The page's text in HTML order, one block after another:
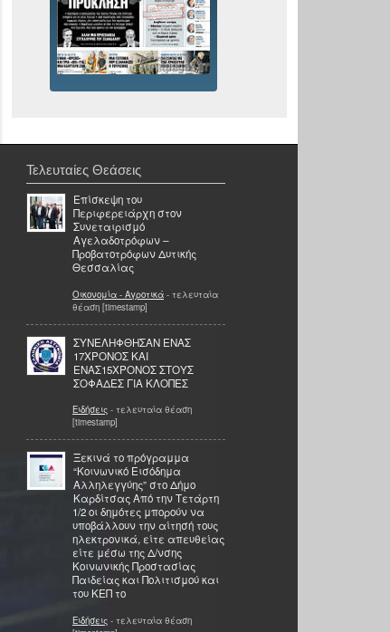
Τελευταίες Θεάσεις
Επίσκεψη του
Περιφερειάρχη στον
Συνεταιρισμό
Αγελαδοτρόφων –
Προβατοτρόφων Δυτικής
Θεσσαλίας
Οικονομία - Αγροτικά - τελευταία
θέαση [timestamp]
ΣΥΝΕΛΗΦΘΗΣΑΝ ΕΝΑΣ
17ΧΡΟΝΟΣ ΚΑΙ
ΕΝΑΣ15ΧΡΟΝΟΣ ΣΤΟΥΣ
ΣΟΦΑΔΕΣ ΓΙΑ ΚΛΟΠΕΣ
Ειδήσεις - τελευταία θέαση
[timestamp]
Ξεκινά το πρόγραμμα
“Κοινωνικό Εισόδημα
Αλληλεγγύης” στο Δήμο
Καρδίτσας Από την Τετάρτη
1/2 οι δημότες μπορούν να
υποβάλλουν την αίτησή τους
ηλεκτρονικά, είτε απευθείας
είτε μέσω της Δ/νσης
Κοινωνικής Προστασίας
Παιδείας και Πολιτισμού και
του ΚΕΠ το
Ειδήσεις - τελευταία θέαση